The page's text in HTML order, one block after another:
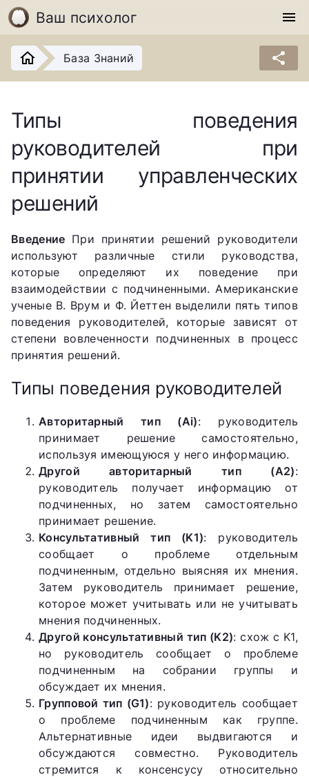
Ваш психолог menu
База Знаний share
Типы поведения
руководителей при
принятии управленческих
решений
Введение При принятии решений руководители
используют различные стили руководства,
которые определяют их поведение при
взаимодействии с подчиненными. Американские
ученые В. Врум и Ф. Йеттен выделили пять типов
поведения руководителей, которые зависят от
степени вовлеченности подчиненных в процесс
принятия решений.
Типы поведения руководителей
Авторитарный тип (Ai): руководитель
принимает решение самостоятельно,
используя имеющуюся у него информацию.
Другой авторитарный тип (A2):
руководитель получает информацию от
подчиненных, но затем самостоятельно
принимает решение.
Консультативный тип (K1): руководитель
сообщает о проблеме отдельным
подчиненным, отдельно выясняя их мнения.
Затем руководитель принимает решение,
которое может учитывать или не учитывать
мнения подчиненных.
Другой консультативный тип (K2): схож с K1,
но руководитель сообщает о проблеме
подчиненным на собрании группы и
обсуждает их мнения.
Групповой тип (G1): руководитель сообщает
о проблеме подчиненным как группе.
Альтернативные идеи выдвигаются и
обсуждаются совместно. Руководитель
стремится к консенсусу относительно